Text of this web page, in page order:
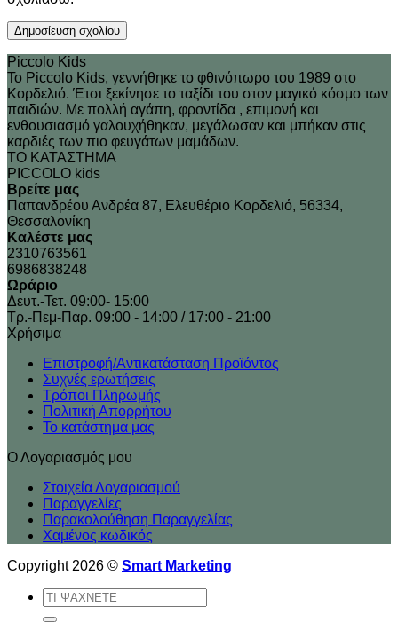
Piccolo Kids
Το Piccolo Kids, γεννήθηκε το φθινόπωρο του 1989 στo
Κορδελιό. Έτσι ξεκίνησε το ταξίδι του στον μαγικό κόσμο των
παιδιών. Με πολλή αγάπη, φροντίδα , επιμονή και
ενθουσιασμό γαλουχήθηκαν, μεγάλωσαν και μπήκαν στις
καρδιές των πιο φευγάτων μαμάδων.
ΤΟ ΚΑΤΑΣΤΗΜΑ
PICCOLO kids
Βρείτε μας
Παπανδρέου Ανδρέα 87, Ελευθέριο Κορδελιό, 56334,
Θεσσαλονίκη
Καλέστε μας
2310763561
6986838248
Ωράριο
Δευτ.-Τετ. 09:00- 15:00
Τρ.-Πεμ-Παρ. 09:00 - 14:00 / 17:00 - 21:00
Xρήσιμα
Επιστροφή/Αντικατάσταση Προϊόντος
Συχνές ερωτήσεις
Τρόποι Πληρωμής
Πολιτική Απορρήτου
Το κατάστημα μας
Ο Λογαριασμός μου
Στοιχεία Λογαριασμού
Παραγγελίες
Παρακολούθηση Παραγγελίας
Χαμένος κωδικός
Copyright 2026 © Smart Marketing
Αναζήτηση
για: